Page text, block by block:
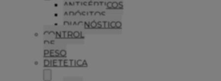
ANTISÉPTICOS
APÓSITOS
DIAGNÓSTICO
CONTROL
DE
PESO
DIETETICA